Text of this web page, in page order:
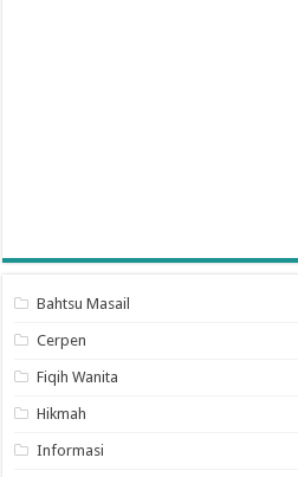
Bahtsu Masail
Cerpen
Fiqih Wanita
Hikmah
Informasi